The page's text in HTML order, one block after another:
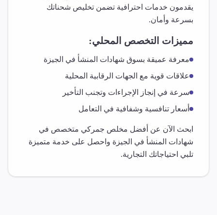
يقدمون خدمات احترافية تضمن تخليص شحناتك
بسرعة وأمان.
مميزات التخصص المحلي:
معرفة عميقة بسوق شهادات المنشأ في الجيزة
علاقات قوية مع الجهات الرقابية المحلية
سرعة في إنجاز الإجراءات وتجنب التأخير
أسعار تنافسية وشفافية في التعامل
ابحث الآن عن أفضل مخلص جمركي متخصص في
شهادات المنشأ في الجيزة واحصل على خدمة متميزة
تلبي احتياجاتك التجارية.